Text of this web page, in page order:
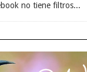
no tiene filtros...